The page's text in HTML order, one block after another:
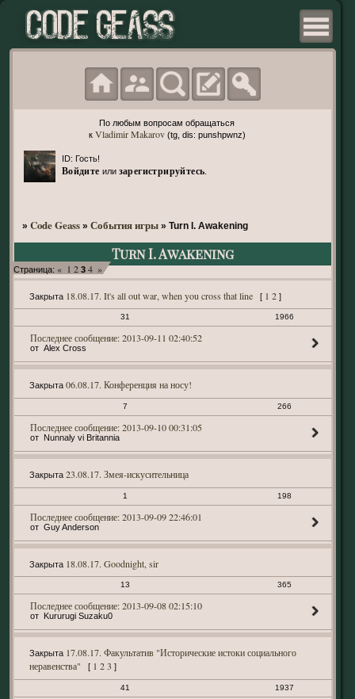
По любым вопросам обращаться
к Vladimir Makarov(tg, dis: punshpwnz)
ID: Гость!
Войдите или зарегистрируйтесь
» Code Geass » События игры » Turn I. Awakening
Turn I. Awakening
Страница: « 1 2 3 4 »
Закрыта 18.08.17. It's all out war, when you cross that line [ 1 2 ]
31 1966
2013-09-11 02:40:52
Alex Cross
Закрыта 06.08.17. Конференция на носу!
7 266
2013-09-10 00:31:05
Nunnaly vi Britannia
Закрыта 23.08.17. Змея-искусительница
1 198
2013-09-09 22:46:01
Guy Anderson
Закрыта 18.08.17. Goodnight, sir
13 365
2013-09-08 02:15:10
Kururugi Suzaku0
Закрыта 17.08.17. Факультатив "Исторические истоки социального
неравенства"
[ 1 2 3 ]
41 1937